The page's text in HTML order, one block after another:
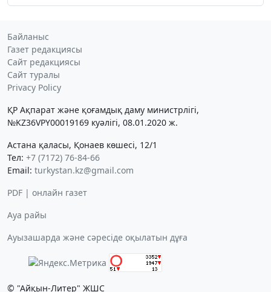
Байланыс
Газет редакциясы
Сайт редакциясы
Сайт туралы
Privacy Policy
ҚР Ақпарат және қоғамдық даму министрлігі,
№KZ36VPY00019169 куәлігі, 08.01.2020 ж.
Астана қаласы, Қонаев көшесі, 12/1
Тел: +7 (7172) 76-84-66
Email: turkystan.kz@gmail.com
PDF | онлайн газет
Ауа райы
Ауызашарда және сәресіде оқылатын дұға
© "Айқын-Литер" ЖШС